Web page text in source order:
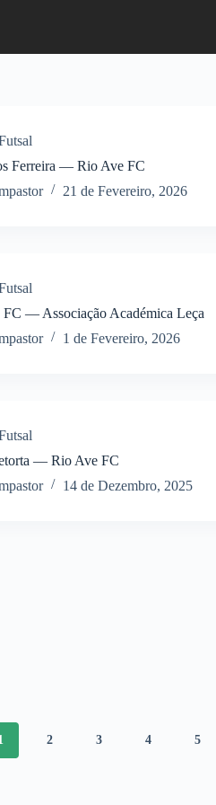
Ferreira — Rio Ave FC
21 de Fevereiro, 2026
— Associação Académica Leça
1 de Fevereiro, 2026
— Rio Ave FC
14 de Dezembro, 2025
2 3 4 5